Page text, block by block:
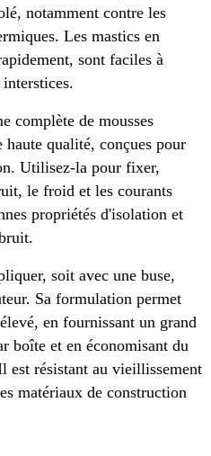
notamment contre les
Les mastics en
sont faciles à
complète de mousses
qualité, conçues pour
Utilisez-la pour fixer,
le froid et les courants
propriétés d'isolation et
soit avec une buse,
Sa formulation permet
en fournissant un grand
boîte et en économisant du
est résistant au vieillissement
matériaux de construction